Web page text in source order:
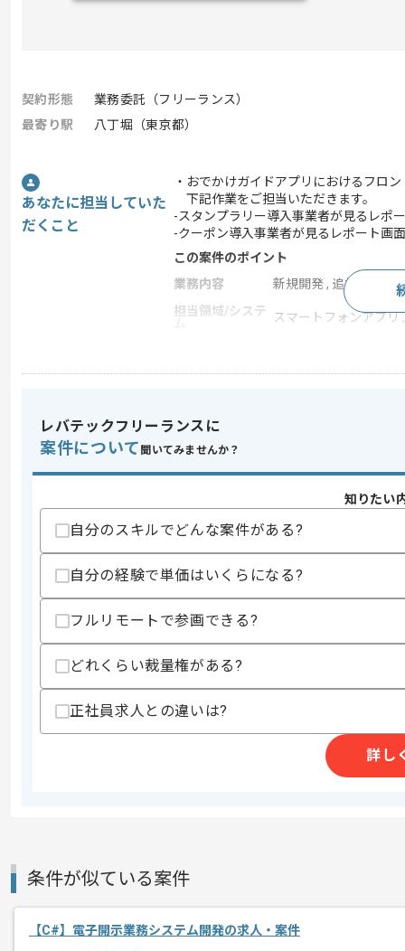
契約形態
業務委託（フリーランス）
最寄り駅
八丁堀（東京都）
あなたに担当していた
だくこと
・おでかけガイドアプリにおけるフロ
下記作業をご担当いただきます。
-スタンプラリー導入事業者が見るレポ
-クーポン導入事業者が見るレポート画面
この案件のポイント
業務内容
新規開発 , 追加開発
担当領域/システ
スマートフォンアプリ
スキル
求めるスキル
・JavaScriptを用いたWebアプリケーシ
・Microsoft Azureを用いた開発経験
・ASP.NETを用いた開発経験
スキルに不安がある方へ
上記に似た経験やスキルをお持ちであれば申
精算・お支払い
作業開始日
レバテックフリーランスに
案件について 聞いてみませんか？
知りたい
自分のスキルでどんな案件がある?
自分の経験で単価はいくらになる?
フルリモートで参画できる?
どれくらい裁量権がある?
正社員求人との違いは?
詳し
条件が似ている案件
【C#】電子開示業務システム開発の求人・案件